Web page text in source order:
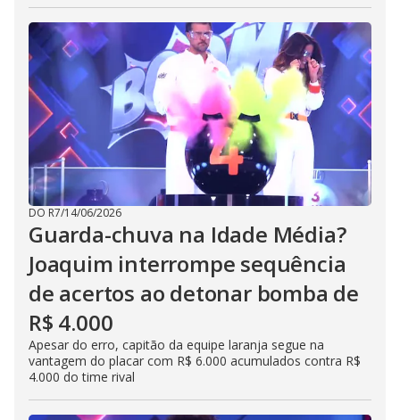
DO R7/14/06/2026
Guarda-chuva na Idade Média?
Joaquim interrompe sequência
de acertos ao detonar bomba de
R$ 4.000
Apesar do erro, capitão da equipe laranja segue na
vantagem do placar com R$ 6.000 acumulados contra R$
4.000 do time rival